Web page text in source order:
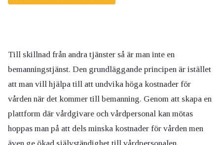
Till skillnad från andra tjänster så är man inte en
bemanningstjänst. Den grundläggande principen är istället
att man vill hjälpa till att undvika höga kostnader för
vården när det kommer till bemanning. Genom att skapa en
plattform där vårdgivare och vårdpersonal kan mötas
hoppas man på att dels minska kostnader för vården men
även ge ökad självständighet till vårdpersonalen.